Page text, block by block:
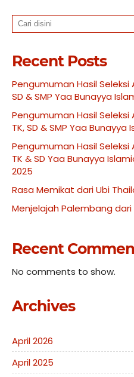
Search
Recent Posts
Pengumuman Hasil
SD & SMP Yaa Bunayya
Pengumuman Hasil
TK, SD & SMP Yaa
Pengumuman Hasil
TK & SD Yaa Bunayya
2025
Rasa Memikat dari Ubi
Menjelajah Palembang dari
Recent
No comments to show.
Archives
April 2026
April 2025